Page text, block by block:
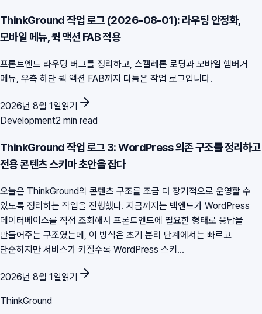
ThinkGround 작업 로그 (2026-08-01): 라우팅 안정화,
모바일 메뉴, 퀵 액션 FAB 적용
프론트엔드 라우팅 버그를 정리하고, 스켈레톤 로딩과 모바일 햄버거
메뉴, 우측 하단 퀵 액션 FAB까지 다듬은 작업 로그입니다.
2026년 8월 1일읽기
Development2 min read
ThinkGround 작업 로그 3: WordPress 의존 구조를 정리하고
전용 콘텐츠 스키마 초안을 잡다
오늘은 ThinkGround의 콘텐츠 구조를 조금 더 장기적으로 운영할 수
있도록 정리하는 작업을 진행했다. 지금까지는 백엔드가 WordPress
데이터베이스를 직접 조회해서 프론트엔드에 필요한 형태로 응답을
만들어주는 구조였는데, 이 방식은 초기 분리 단계에서는 빠르고
단순하지만 서비스가 커질수록 WordPress 스키...
2026년 8월 1일읽기
ThinkGround